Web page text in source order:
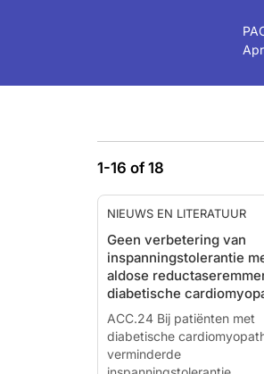
1-16 of 18
NIEUWS EN LITERATUUR
Geen verbetering van
inspanningstolerantie
aldose
diabetische
ACC.24 Bij patiënten met
diabetische
verminderde